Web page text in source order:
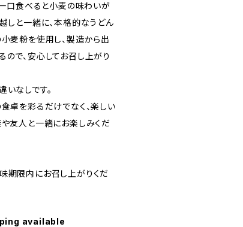
口食べると小麦の味わいが
しと一緒に、本格的なうどん
麦粉を使用し、製造から出
で、安心してお召し上がり
なしです。
卓を彩るだけでなく、楽しい
友人と一緒にお楽しみくだ
期限内にお召し上がりくだ
available